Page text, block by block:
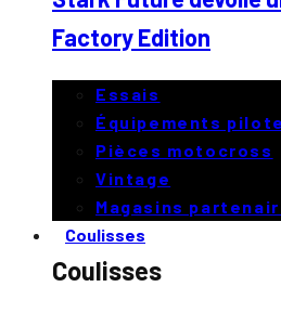
Factory Edition
Essais
Équipements pilote
Pièces motocross
Vintage
Magasins
Coulisses
Coulisses